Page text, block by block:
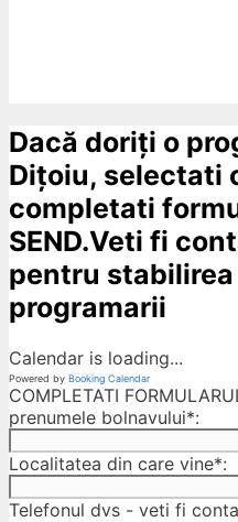
Dacă doriți o
Dițoiu, selectati
completati
SEND.Veti fi
pentru
programarii
Calendar is loading...
Powered by Booking Calendar
COMPLETATI
prenumele bolnavului*:
Localitatea din care vine*:
Telefonul dvs - veti fi